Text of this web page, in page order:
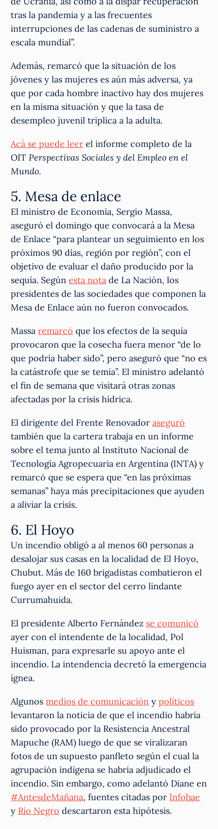
tras la pandemia y a las frecuentes
interrupciones de las cadenas de suministro a
escala mundial”.
Además, remarcó que la situación de los
jóvenes y las mujeres es aún más adversa, ya
que por cada hombre inactivo hay dos mujeres
en la misma situación y que la tasa de
desempleo juvenil triplica a la adulta.
Acá se puede leer el informe completo de la
OITPerspectivas Sociales y del Empleo en el
Mundo.
5. Mesa de enlace
El ministro de Economía, Sergio Massa,
aseguró el domingo que convocará a la Mesa
de Enlace “para plantear un seguimiento en los
próximos 90 días, región por región”, con el
objetivo de evaluar el daño producido por la
sequía. Segúnesta nota de La Nación, los
presidentes de las sociedades que componen la
Mesa de Enlace aún no fueron convocados.
Massaremarcó que los efectos de la sequía
provocaron que la cosecha fuera menor “de lo
que podría haber sido”, pero aseguró que “no es
la catástrofe que se temía”. El ministro adelantó
el fin de semana que visitará otras zonas
afectadas por la crisis hídrica.
El dirigente del Frente Renovadoraseguró
también que la cartera trabaja en un informe
sobre el tema junto al Instituto Nacional de
Tecnología Agropecuaria en Argentina (INTA) y
remarcó que se espera que “en las próximas
semanas” haya más precipitaciones que ayuden
a aliviar la crisis.
6. El Hoyo
Un incendio obligó a al menos 60 personas a
desalojar sus casas en la localidad de El Hoyo,
Chubut. Más de 160 brigadistas combatieron el
fuego ayer en el sector del cerro lindante
Currumahuida.
El presidente Alberto Fernández se comunicó
ayer con el intendente de la localidad, Pol
Huisman, para expresarle su apoyo ante el
incendio. La intendencia decretó la emergencia
ígnea.
Algunosmedios de comunicación ypolíticos
levantaron la noticia de que el incendio habría
sido provocado por la Resistencia Ancestral
Mapuche (RAM) luego de que se viralizaran
fotos de un supuesto panfleto según el cual la
agrupación indígena se habría adjudicado el
incendio. Sin embargo, como adelantó Diane en
#AntesdeMañana, fuentes citadas por Infobae
y Río Negro descartaron esta hipótesis.